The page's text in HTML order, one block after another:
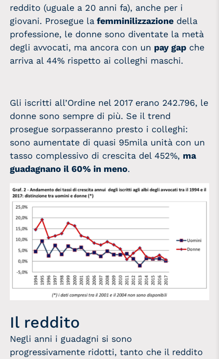
reddito (uguale a 20 anni fa), anche per i
giovani. Prosegue la femminilizzazione della
professione, le donne sono diventate la metà
degli avvocati, ma ancora con un pay gap che
arriva al 44% rispetto ai colleghi maschi.
Gli iscritti all’Ordine nel 2017 erano 242.796, le
donne sono sempre di più. Se il trend
prosegue sorpasseranno presto i colleghi:
sono aumentate di quasi 95mila unità con un
tasso complessivo di crescita del 452%, ma
guadagnano il 60% in meno.
Il reddito
Negli anni i guadagni si sono
progressivamente ridotti, tanto che il reddito